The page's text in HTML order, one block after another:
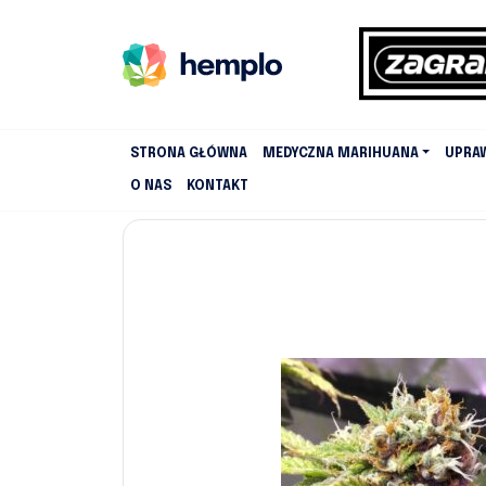
STRONA GŁÓWNA MEDYCZNA MARIHUANA
O NAS KONTAKT